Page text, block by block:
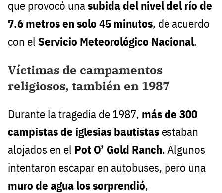
que provocó unasubida del nivel del río de
7.6 metros en solo 45 minutos, de acuerdo
con el Servicio Meteorológico Nacional.
Víctimas de campamentos
religiosos, también en 1987
Durante la tragedia de 1987, más de 300
campistas de iglesias bautistas estaban
alojados en el Pot O’ Gold Ranch. Algunos
intentaron escapar en autobuses, pero una
muro de agua los sorprendió,